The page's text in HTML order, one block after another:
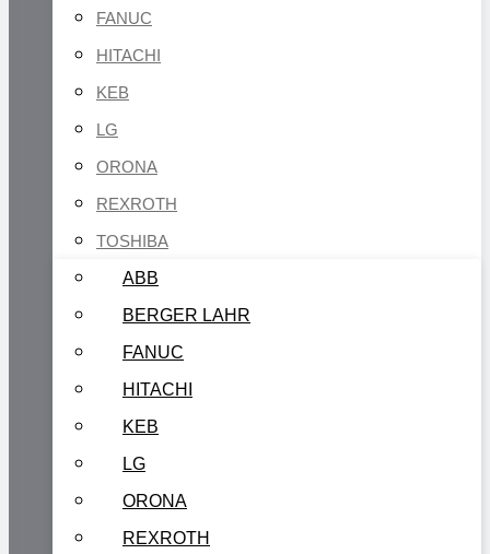
FANUC
HITACHI
KEB
LG
ORONA
REXROTH
TOSHIBA
ABB
BERGER LAHR
FANUC
HITACHI
KEB
LG
ORONA
REXROTH